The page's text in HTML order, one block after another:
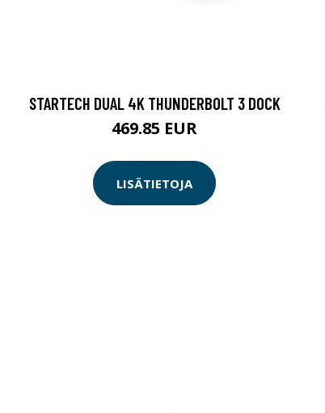
STARTECH DUAL 4K THUNDERBOLT 3 DOCK
469.85 EUR
LISÄTIETOJA